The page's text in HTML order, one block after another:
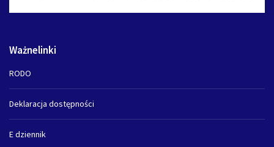
Ważnelinki
RODO
Deklaracja dostępności
E dziennik